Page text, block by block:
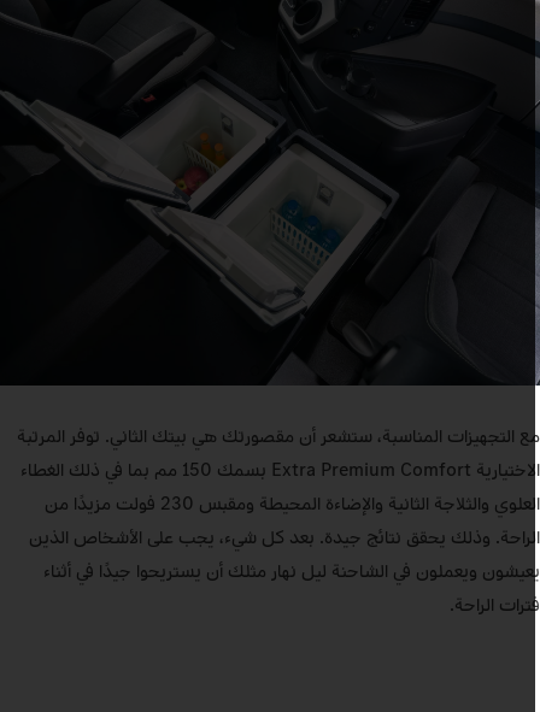
التجهيزات المناسبة، ستشعر أن مقصورتك هي بيتك الثاني. توفر المرتبة
الاختيارية Extra Premium Comfort بسمك 150 مم بما في ذلك الغطاء
العلوي والثلاجة الثانية والإضاءة المحيطة ومقبس 230 فولت مزيدًا من
وذلك يحقق نتائج جيدة. بعد كل شيء، يجب على الأشخاص الذين
ويعملون في الشاحنة ليل نهار مثلك أن يستريحوا جيدًا في أثناء
الراحة.